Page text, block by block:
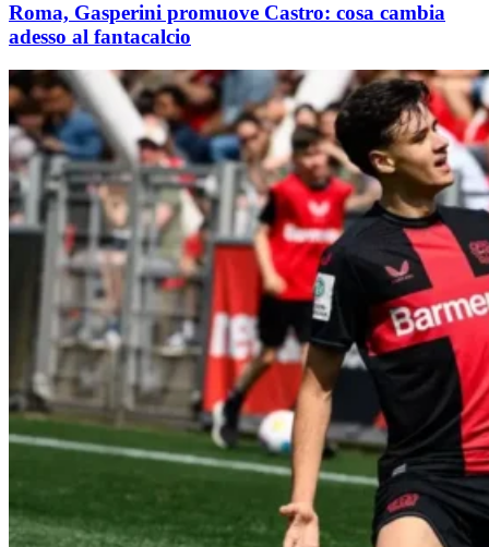
Roma, Gasperini promuove Castro: cosa cambia
adesso al fantacalcio